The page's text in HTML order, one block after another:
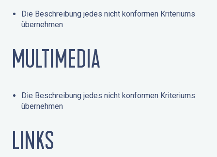
Die Beschreibung jedes nicht konformen Kriteriums
übernehmen
MULTIMEDIA
Die Beschreibung jedes nicht konformen Kriteriums
übernehmen
LINKS